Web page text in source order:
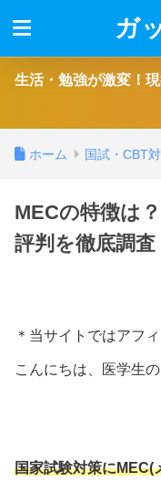
ガ
生活・勉強が激変！
ホーム 国試・CBT
MECの特徴は
評判を徹底調査
＊当サイトではアフ
こんにちは、医学生
国家試験対策にMEC(